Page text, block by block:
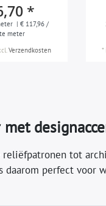
*
| € 117,96 /
meter
Verzendkosten
*
tot
perfect voor